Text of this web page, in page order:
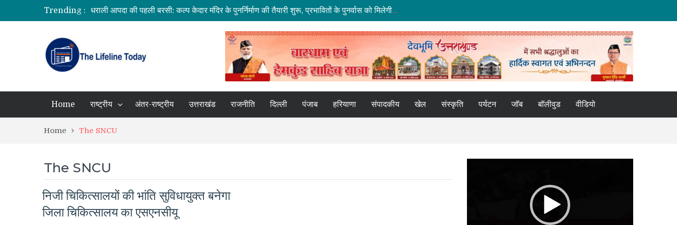
Trending :
धराली आपदा की पहली बरसी: कल्प केदार मंदिर के पुनर्निर्माण की तैयारी शुरू, प्रभावितों के पुनर्वास को मिलेगी नई रफ्तार
उत्तराखंड में बारिश का कहर: यमुनोत्री और बदरीनाथ हाईवे पर भूस्खलन, कई मार्ग बंद; श्रद्धालु और यात्री फंसे
सीएम धामी ने दिए हाई अलर्ट के निर्देश, भारी वर्षा के मद्देनज़र सभी एजेंसियां रहें चौकन्नी
उत्तराखंड को मिल सकती है बड़ी सौगात, EPFO के नए कार्यालय खोलने पर केंद्र सरकार विचाररत
भारत में आएंगे प्लास्टिक के नोट! RBI ने शुरू की तैयारी, 2028 तक ₹10 और ₹20 के पॉलीमर नोट होंगे जारी
Home राष्ट्रीय अंतर-राष्ट्रीय उत्तराखंड राजनीति दिल्ली पंजाब हरियाणा संपादकीय खेल संस्कृति पर्यटन जॉब बॉलीवुड वीडियो
Home The SNCU
The SNCU
निजी चिकित्सालयों की भांति सुविधायुक्त बनेगा
जिला चिकित्सालय का एसएनसीयू